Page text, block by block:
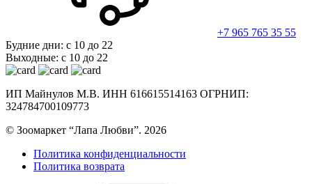
+7 965 765 35 55
Будние дни: с 10 до 22
Выходные: с 10 до 22
ИП Майнулов М.В. ИНН 616615514163 ОГРНИП:
324784700109773
© Зоомаркет “Лапа Любви”. 2026
Политика конфиденциальности
Политика возврата